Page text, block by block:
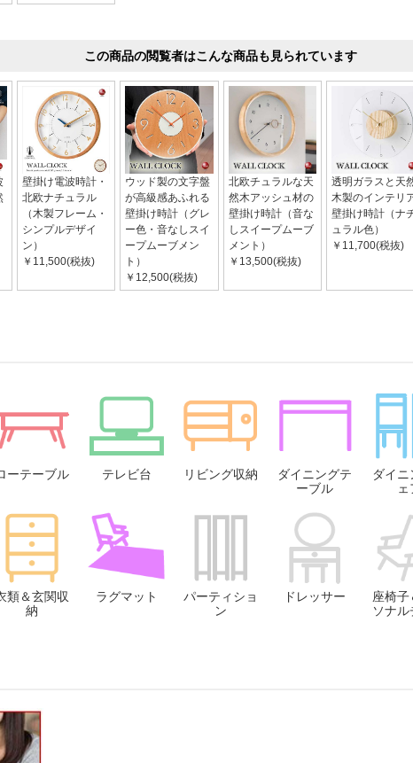
この商品の閲覧者はこんな商品も見られています
壁掛け電波時計・
北欧ナチュラル
（木製フレーム・
シンプルデザイ
ン）
￥11,500(税抜)
ウッド製の文字盤
が高級感あふれる
壁掛け時計（グレ
ー色・音なしスイ
ープムーブメン
ト）
￥12,500(税抜)
北欧チュラルな天
然木アッシュ材の
壁掛け時計（音な
しスイープムーブ
メント）
￥13,500(税抜)
透明ガラスと天
木製のインテリ
壁掛け時計（ナ
ュラル色）
￥11,700(税抜)
ーテーブル テレビ台 リビング収納
ダイニングテ
ーブル
ダイニ
ェ
類＆玄関収
納
ラグマット
パーティショ
ン
ドレッサー
座椅子
ソナル